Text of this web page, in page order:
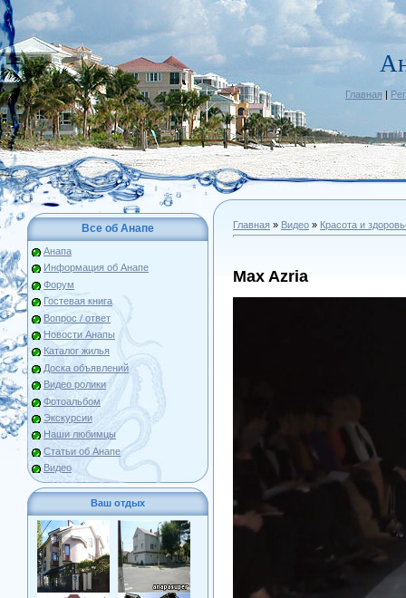
Главная |
Все об Анапе
Анапа
Информация об Анапе
Форум
Гостевая книга
Вопрос / ответ
Новости Анапы
Каталог жилья
Доска объявлений
Видео ролики
Фотоальбом
Экскурсии
Наши любимцы
Статьи об Анапе
Видео
Ваш отдых
Главная » Видео » Красота и
Max Azria